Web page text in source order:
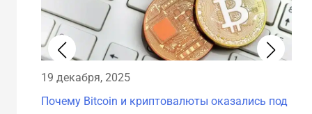
19 декабря, 2025
Почему Bitcoin и криптовалюты оказались под